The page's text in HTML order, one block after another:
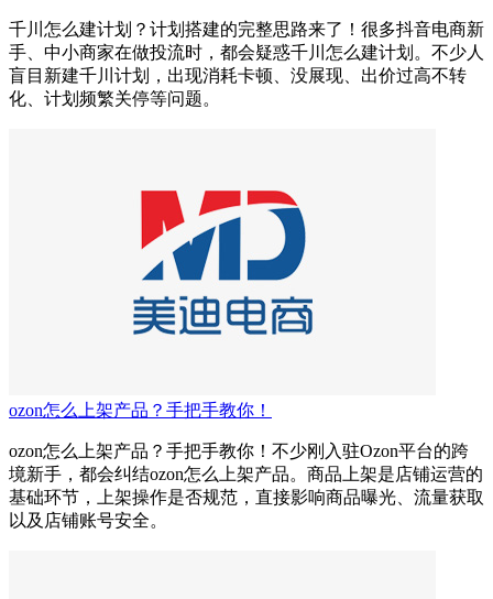
千川怎么建计划？计划搭建的完整思路来了！很多抖音电商新
手、中小商家在做投流时，都会疑惑千川怎么建计划。不少人
盲目新建千川计划，出现消耗卡顿、没展现、出价过高不转
化、计划频繁关停等问题。
ozon怎么上架产品？手把手教你！
ozon怎么上架产品？手把手教你！不少刚入驻Ozon平台的跨
境新手，都会纠结ozon怎么上架产品。商品上架是店铺运营的
基础环节，上架操作是否规范，直接影响商品曝光、流量获取
以及店铺账号安全。